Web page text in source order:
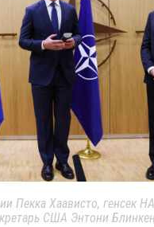
Пекка Хаависто, генсек
США Энтони